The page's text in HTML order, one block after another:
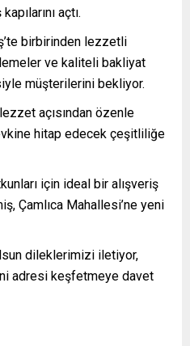
açtı.
birbirinden lezzetli
ve kaliteli bakliyat
müşterilerini bekliyor.
açısından özenle
hitap edecek çeşitliliğe
için ideal bir alışveriş
Çamlıca Mahallesi’ne yeni
dileklerimizi iletiyor,
adresi keşfetmeye davet